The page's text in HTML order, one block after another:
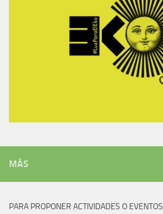
MÁS
PARA PROPONER ACTIVIDADES O EVENTOS